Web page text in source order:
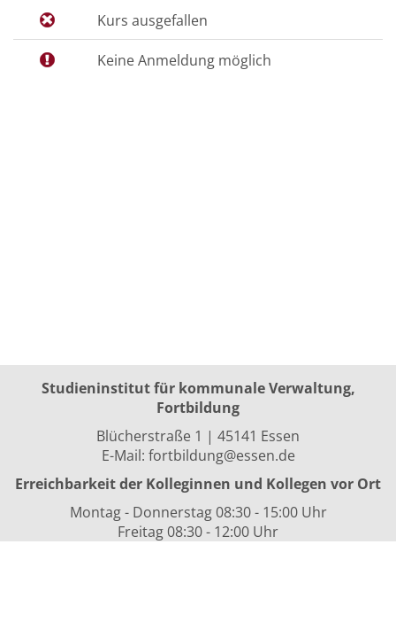
Kurs ausgefallen
Keine Anmeldung möglich
Studieninstitut für kommunale Verwaltung,
Fortbildung
Blücherstraße 1 | 45141 Essen
E-Mail: fortbildung@essen.de
Erreichbarkeit der Kolleginnen und Kollegen vor Ort
Montag - Donnerstag 08:30 - 15:00 Uhr
Freitag 08:30 - 12:00 Uhr